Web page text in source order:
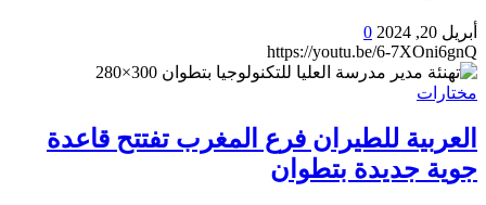
أبريل 20, 2024
0
https://youtu.be/6-7XOni6gnQ
مختارات
العربية للطيران فرع المغرب تفتتح قاعدة
جوية جديدة بتطوان